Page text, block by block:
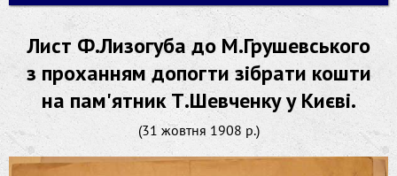
Лист Ф.Лизогуба до М.Грушевського
з проханням допогти зібрати кошти
на пам'ятник Т.Шевченку у Києві.
(31 жовтня 1908 р.)